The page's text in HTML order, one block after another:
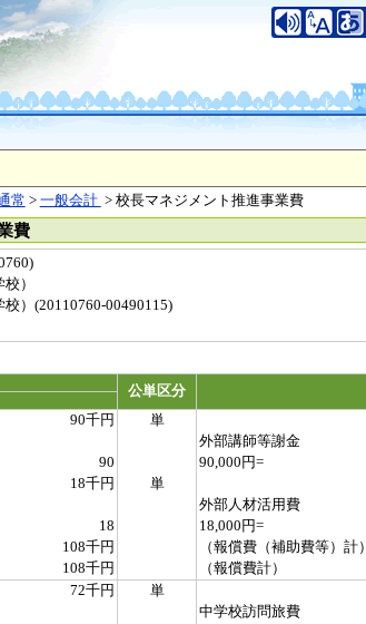
常 > 一般会計 > 校長マネジメント推進事業費
費
）
）(20110760-00490115)
公単区分
90千円 単
外部講師等謝金
90 90,000円=
18千円 単
外部人材活用費
18 18,000円=
108千円 （報償費（補助費等）計）
108千円 （報償費計）
72千円 単
中学校訪問旅費